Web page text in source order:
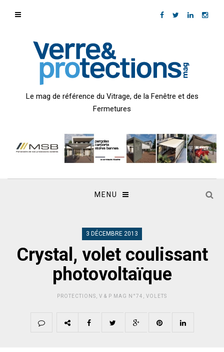
Le mag de référence du Vitrage, de la Fenêtre et des
Fermetures
MENU
3 DÉCEMBRE 2013
Crystal, volet coulissant
photovoltaïque
PROTECTIONS V & P MAG N°74 VOLETS